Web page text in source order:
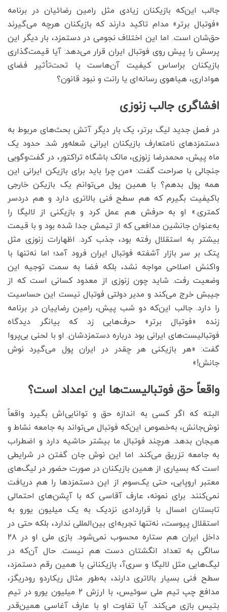
جالب این‌‌‌که بازیکنان زیادی مثل رامین رضائیان در برنامه
«فوتبال برتر» مدام تاکید دارند که بازیکنان هرچه می‌‌‌گیرند
حق‌‌‌شان است. اما این اختلاف نجومی در دستمزد، بار دیگر این
پرسش را پیش روی فوتبال ایران قرار می‌دهد: آیا قیمت‌گذاری
بازیکنان براساس کیفیت آن‌هاست یا تحت‌تأثیر فضای
هواداری، هیاهوی رسانه‌‌‌ای یا رانت و نبود قانون؟​​​​​​​
افشاگری جالب زنوزی
در فصل جدید لیگ برتر، یک بار دیگر آتش بحث‌های مربوط به
دستمزدهای نامتعارف بازیکنان ایرانی شعله‌ور شد. حدود یک
ماه پیش، محمدرضا زنوزی، مالک باشگاه تراکتور، در گفت‌وگویی
جنجالی با صراحت گفت: «من چرا باید برای بازیکن ایرانی این
همه پول بدهم؟ با همین پول می‌توانم یک بازیکن خارجی
باکیفیت بگیرم که هم سطح فنی بالاتری دارد و هم دردسر
کمتری.» او به حرفش هم عمل کرد و بازیکنی از لالیگا را
به‌‌‌عنوان جانشین مدافعی که از تیمش جدا شده بود و با قیمت
بیشتر به استقلال رفته بود، جذب کرد. اظهارات زنوزی مثل
پتک بر سر بازار آشفته فوتبال ایران فرود آمد؛ اما نه‌تنها با
واکنش اصلاحی مواجه نشد، بلکه فضا به سمت توجیه این
وضعیت رفت. شاید چون زنوزی از معدود کسانی است که از
جیبش خرج می‌‌‌کند و مدیر دولتی فوتبال نیست این حساسیت
را دارد. جالب این‌‌‌که دو شب پیش، رامین رضاییان در برنامه
زنده «فوتبال برتر» حرف‌هایی زد که بیانگر دیدگاه
فوتبالیست‌‌‌های ایرانی بود درباره دستمزدشان. او با لحنی بی‌پروا
گفت: «هر بازیکنی هر چقدر در ایران پول می‌گیرد نوش
جانش!»
واقعاً حق فوتبالیست‌‌‌ها این اعداد است؟
البته که اگر کسی به اندازه حق و توانایی‌‌‌اش بگیرد واقعاً
نوش‌‌‌جانش، به‌‌‌خصوص این‌‌‌که فوتبال می‌‌‌تواند به جامعه نشاط و
هیجان بدهد. هرچند فوتبال ما بیشتر حاشیه دارد و اضطراب
به جامعه تزریق می‌‌‌کند. اما این نوش جان گفتن در شرایطی
است که بسیاری از همین بازیکنان در صورت حضور در لیگ‌های
معتبر اروپایی، حتی یک‌سوم از این دستمزدها را هم دریافت
نمی‌کنند. برای نمونه، عارف آقاسی که با آپشن‌‌‌های احتمالی
تابستان امسال با قراردادی نزدیک به یک میلیون یورو به
استقلال پیوست، نه‌تنها تجربه‌ای بین‌المللی ندارد، بلکه حتی در
داخل ایران هم ستاره‌ محسوب نمی‌شود. بازی ملی او در ۲۸
سالگی به تعداد انگشتان دست هم نیست. حال آن‌‌‌که در
لیگ‌هایی مثل لالیگا و سری‌آ، بازیکنانی با همین رقم دستمزد،
سطح فنی بسیار بالاتری دارند، به‌‌‌طور مثال ریکاردو رودریگز،
مدافع چپ تیم ملی سوئیس، با ارزش ۲ میلیون یورو در تیم
بتیس بازی می‌کند. آیا تفاوت او با عارف آغاسی همین‌‌‌قدر